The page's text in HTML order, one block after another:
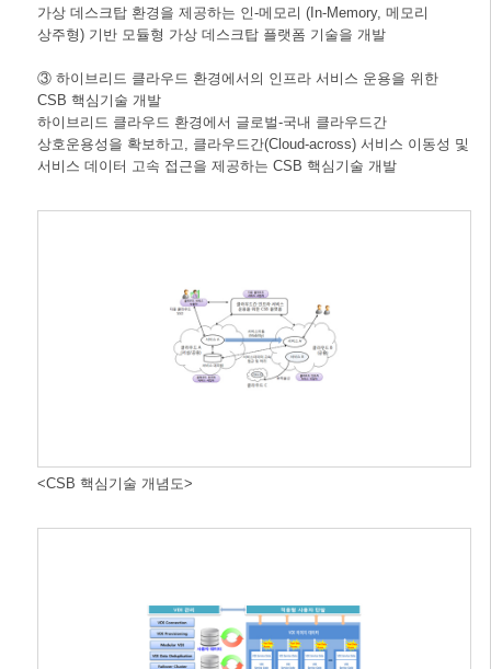
가상 데스크탑 환경을 제공하는 인-메모리 (In-Memory, 메모리
상주형) 기반 모듈형 가상 데스크탑 플랫폼 기술을 개발
③ 하이브리드 클라우드 환경에서의 인프라 서비스 운용을 위한
CSB 핵심기술 개발
하이브리드 클라우드 환경에서 글로벌-국내 클라우드간
상호운용성을 확보하고, 클라우드간(Cloud-across) 서비스 이동성 및
서비스 데이터 고속 접근을 제공하는 CSB 핵심기술 개발
<CSB 핵심기술 개념도>